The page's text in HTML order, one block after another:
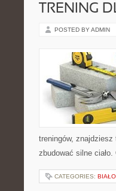
TRENING
POSTED BY ADMIN
treningów,
zbudować silne
CATEGORIES: